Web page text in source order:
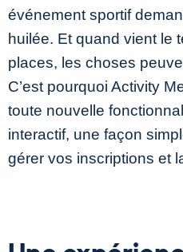
événement sportif
huilée. Et quand vient le
places, les choses
C’est pourquoi Activity
toute nouvelle
interactif, une façon
gérer vos inscriptions et